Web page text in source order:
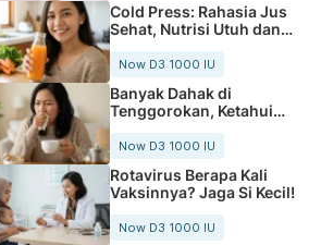
Cold Press: Rahasia Jus
Sehat, Nutrisi Utuh dan
Segar
Now D3 1000 IU
Banyak Dahak di
Tenggorokan, Ketahui
Penyebab dan Cara Atasi
Now D3 1000 IU
Rotavirus Berapa Kali
Vaksinnya? Jaga Si Kecil!
Now D3 1000 IU